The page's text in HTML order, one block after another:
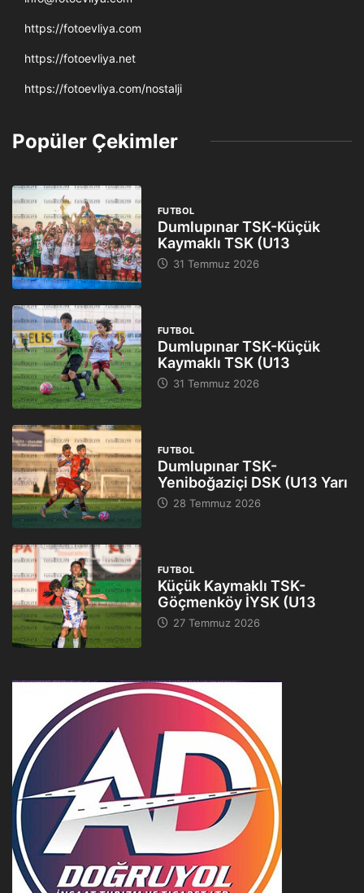
https://fotoevliya.com
https://fotoevliya.net
https://fotoevliya.com/nostalji
Popüler Çekimler
FUTBOL
Dumlupınar TSK-Küçük
Kaymaklı TSK (U13
31 Temmuz 2026
FUTBOL
Dumlupınar TSK-Küçük
Kaymaklı TSK (U13
31 Temmuz 2026
FUTBOL
Dumlupınar TSK-
Yeniboğaziçi DSK (U13 Yarı
28 Temmuz 2026
FUTBOL
Küçük Kaymaklı TSK-
Göçmenköy İYSK (U13
27 Temmuz 2026